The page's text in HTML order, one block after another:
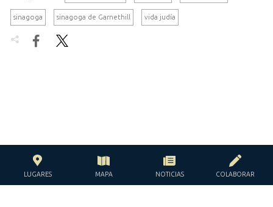
sinagoga sinagoga de Garnethill vida judía
 
LUGARES MAPA NOTICIAS COLABORAR